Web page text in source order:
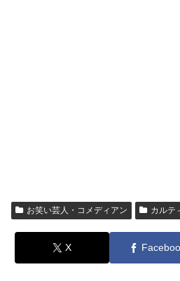
お笑い芸人・コメディアン カルテ
X